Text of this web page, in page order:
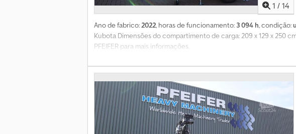
1 / 14
Ano de fabrico:2022, horas de funcionamento: 3 094 h, condição:
Kubota Dimensões do compartimento de carga: 209 x 129 x 250
PFEIFER para mais informações.